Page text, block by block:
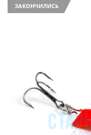
ЗАКОНЧИЛИСЬ